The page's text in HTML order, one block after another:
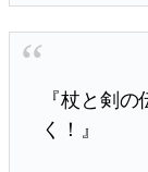
『杖と剣
く！』